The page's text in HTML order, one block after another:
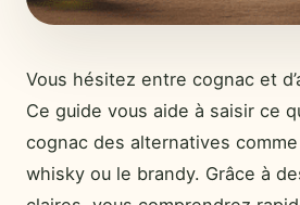
Vous hésitez entre cognac et
Ce guide vous aide à saisir ce
cognac des alternatives comme
whisky ou le brandy. Grâce à